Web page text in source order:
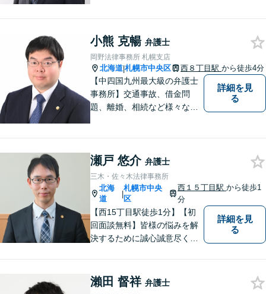
い！
小熊 克暢 弁護士
岡野法律事務所 札幌支店
北海道|札幌市中央区 西８丁目駅 から徒歩4分
【中四国九州最大級の弁護士
事務所】交通事故、借金問
題、離婚、相続など様々な問
い！
詳細を見
る
瀬戸 悠介 弁護士
三木・佐々木法律事務所
北海
道
|
札幌市中央
区
西１５丁目駅から徒歩1
分
【西15丁目駅徒歩1分】【初
回面談無料】皆様の悩みを解
決するために誠心誠意尽くし
客観的視点も忘れません。
【当日／夜間／休日対応可】
詳細を見
る
瀨田 督祥 弁護士